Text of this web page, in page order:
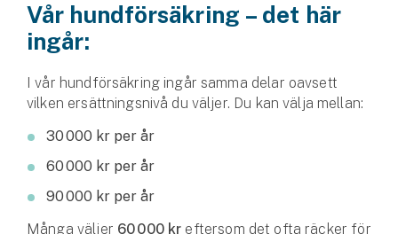
Drönarförsäkring
För förmedlare
Gruppförsäkringar
Försäkring via förmedlare
Vår hundförsäkring – det här
ingår:
I vår hundförsäkring ingår samma delar oavsett
vilken ersättningsnivå du väljer. Du kan välja mellan:
30 000 kr per år
60 000 kr per år
90 000 kr per år
Många väljer 60 000 kr eftersom det ofta räcker för